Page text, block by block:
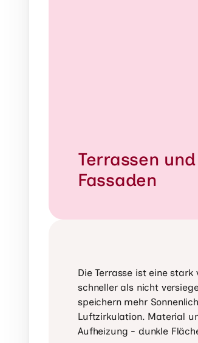
Terrassen
Fassaden
Die Terrasse ist eine
schneller als nicht
speichern mehr
Luftzirkulation. Material
Aufheizung - dunkle